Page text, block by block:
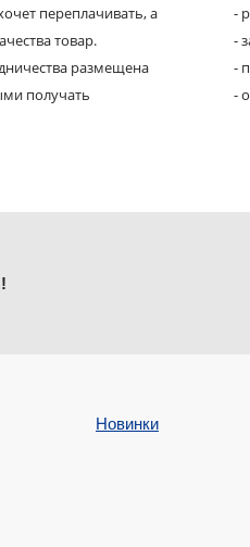
переплачивать, а
товар.
размещена
получать
-
-
-
-
Новинки